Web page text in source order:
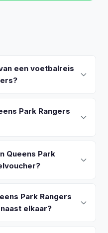
een voetbalreis
Park Rangers
Queens Park
Park Rangers
elkaar?